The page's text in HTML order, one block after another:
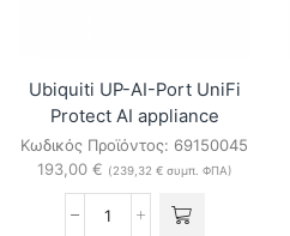
Ubiquiti UP-AI-Port UniFi
Protect AI appliance
Κωδικός Προϊόντος: 69150045
193,00 € (239,32 €συμπ. ΦΠΑ)
Ubiquiti